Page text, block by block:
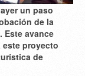
un paso
de la
avance
proyecto
de